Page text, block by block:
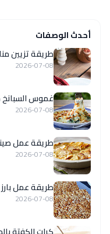
أحدث الوصفات
طريقة تزيين
2026-07-08
غموس
2026-07-08
طريقة عمل
2026-07-08
طريقة عمل
2026-07-08